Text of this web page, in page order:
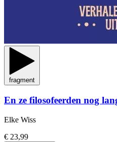
fragment
En ze filosofeerden nog
Elke Wiss
€ 23,99